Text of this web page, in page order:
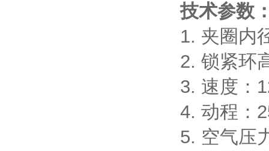
技术参数
1. 夹圈内
2. 锁紧环
3. 速度：
4. 动程：
5. 空气压